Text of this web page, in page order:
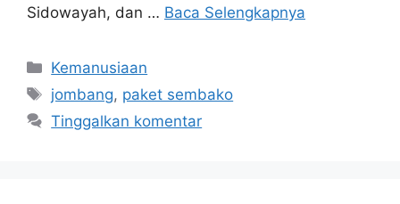
Sidowayah, dan … Baca Selengkapnya
Kemanusiaan
jombang, paket sembako
Tinggalkan komentar